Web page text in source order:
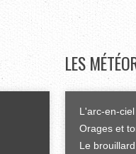
LES
L'arc-en-ciel
Orages et
Le brouillard